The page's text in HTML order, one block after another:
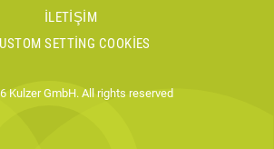
İLETIŞIM
SETTING COOKIES
Kulzer GmbH. All rights reserved